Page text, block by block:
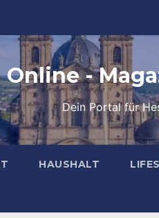
Online -
Dein Portal für
HAUSHALT